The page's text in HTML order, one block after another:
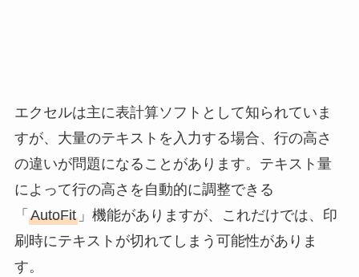
エクセルは主に表計算ソフトとして知られていま
すが、大量のテキストを入力する場合、行の高さ
の違いが問題になることがあります。テキスト量
によって行の高さを自動的に調整できる
「 AutoFit」機能がありますが、これだけでは、印
刷時にテキストが切れてしまう可能性がありま
す。